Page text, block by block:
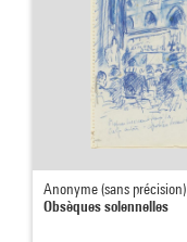
Anonyme (sans précision)
Obsèques solennelles